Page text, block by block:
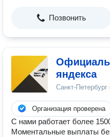
Позвонить
яндекса
Санкт-
Организация проверена
С нами работает более
Моментальные выплаты